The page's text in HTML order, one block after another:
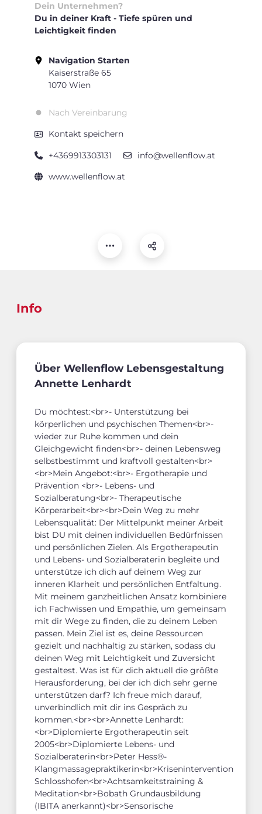
Dein Unternehmen?
Du in deiner Kraft - Tiefe spüren und
Leichtigkeit finden
Navigation Starten
Kaiserstraße 65
1070 Wien
Nach Vereinbarung
Kontakt speichern
+4369913303131 info@wellenflow.at
www.wellenflow.at
Info
Über Wellenflow Lebensgestaltung
Annette Lenhardt
Du möchtest:<br>- Unterstützung bei
körperlichen und psychischen Themen<br>-
wieder zur Ruhe kommen und dein
Gleichgewicht finden<br>- deinen Lebensweg
selbstbestimmt und kraftvoll gestalten<br>
<br>Mein Angebot:<br>- Ergotherapie und
Prävention <br>- Lebens- und
Sozialberatung<br>- Therapeutische
Körperarbeit<br><br>Dein Weg zu mehr
Lebensqualität: Der Mittelpunkt meiner Arbeit
bist DU mit deinen individuellen Bedürfnissen
und persönlichen Zielen. Als Ergotherapeutin
und Lebens- und Sozialberaterin begleite und
unterstütze ich dich auf deinem Weg zur
inneren Klarheit und persönlichen Entfaltung.
Mit meinem ganzheitlichen Ansatz kombiniere
ich Fachwissen und Empathie, um gemeinsam
mit dir Wege zu finden, die zu deinem Leben
passen. Mein Ziel ist es, deine Ressourcen
gezielt und nachhaltig zu stärken, sodass du
deinen Weg mit Leichtigkeit und Zuversicht
gestaltest. Was ist für dich aktuell die größte
Herausforderung, bei der ich dich sehr gerne
unterstützen darf? Ich freue mich darauf,
unverbindlich mit dir ins Gespräch zu
kommen.<br><br>Annette Lenhardt:
<br>Diplomierte Ergotherapeutin seit
2005<br>Diplomierte Lebens- und
Sozialberaterin<br>Peter Hess®-
Klangmassagepraktikerin<br>Krisenintervention
Schlosshofen<br>Achtsamkeitstraining &
Meditation<br>Bobath Grundausbildung
(IBITA anerkannt)<br>Sensorische